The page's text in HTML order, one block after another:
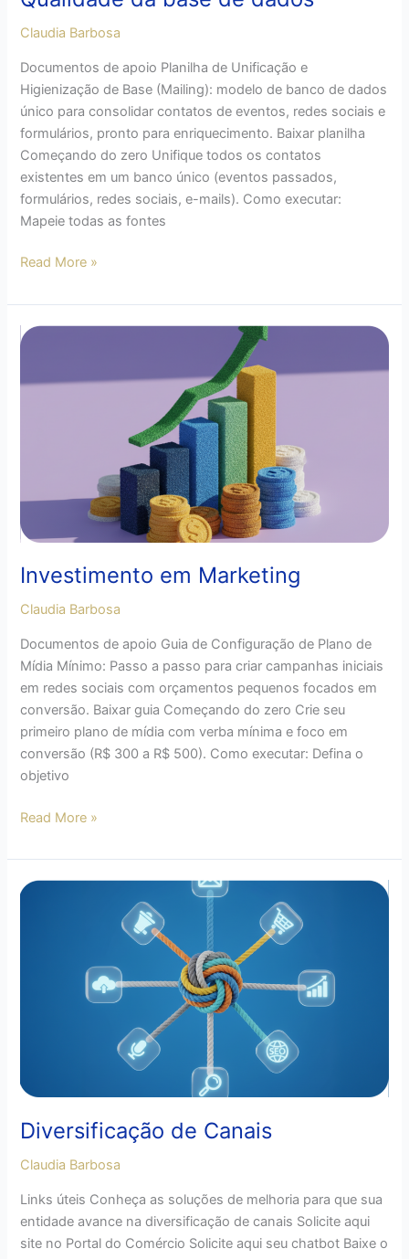
Claudia Barbosa
Documentos de apoio Planilha de Unificação e
Higienização de Base (Mailing): modelo de banco de dados
único para consolidar contatos de eventos, redes sociais e
formulários, pronto para enriquecimento. Baixar planilha
Começando do zero Unifique todos os contatos
existentes em um banco único (eventos passados,
formulários, redes sociais, e-mails). Como executar:
Mapeie todas as fontes
Read More »
Investimento em Marketing
Claudia Barbosa
Documentos de apoio Guia de Configuração de Plano de
Mídia Mínimo: Passo a passo para criar campanhas iniciais
em redes sociais com orçamentos pequenos focados em
conversão. Baixar guia Começando do zero Crie seu
primeiro plano de mídia com verba mínima e foco em
conversão (R$ 300 a R$ 500). Como executar: Defina o
objetivo
Investimento
Marketing
Read More »
Diversificação de Canais
Claudia Barbosa
Links úteis Conheça as soluções de melhoria para que sua
entidade avance na diversificação de canais Solicite aqui
site no Portal do Comércio Solicite aqui seu chatbot Baixe o
Diversificação